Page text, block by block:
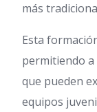
más
Esta
permitiendo
que pueden
equipos